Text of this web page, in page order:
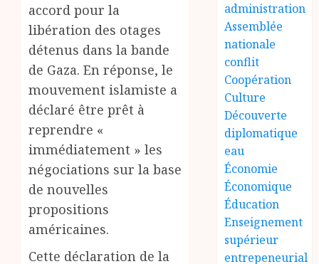
accord pour la
libération des otages
détenus dans la bande
de Gaza. En réponse, le
mouvement islamiste a
déclaré être prêt à
reprendre «
immédiatement » les
négociations sur la base
de nouvelles
propositions
américaines.
Cette déclaration de la
administration
Assemblée
nationale
conflit
Coopération
Culture
Découverte
diplomatique
eau
Économie
Économique
Éducation
Enseignement
supérieur
entrepeneurial